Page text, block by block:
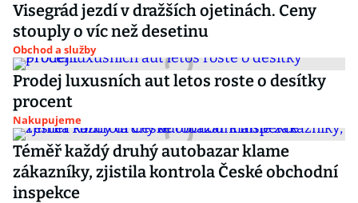
Visegrád jezdí v dražších ojetinách. Ceny
stouply o víc než desetinu
Obchod a služby
Prodej luxusních aut letos roste o desítky
procent
Nakupujeme
Téměř každý druhý autobazar klame
zákazníky, zjistila kontrola České obchodní
inspekce